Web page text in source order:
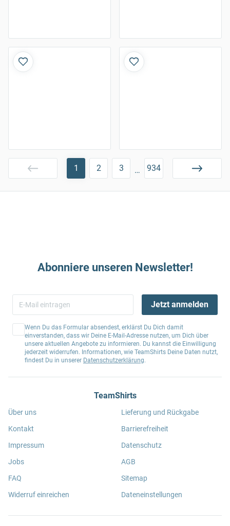
1 2 3 … 934
Abonniere unseren Newsletter!
Jetzt anmelden
Wenn Du das Formular absendest, erklärst Du Dich damit
einverstanden, dass wir Deine E-Mail-Adresse nutzen, um Dich über
unsere aktuellen Angebote zu informieren. Du kannst die Einwilligung
jederzeit widerrufen. Informationen, wie TeamShirts Deine Daten nutzt,
findest Du in unserer Datenschutzerklärung.
TeamShirts
Über uns
Kontakt
Impressum
Jobs
FAQ
Widerruf einreichen
Lieferung und Rückgabe
Barrierefreiheit
Datenschutz
AGB
Sitemap
Dateneinstellungen